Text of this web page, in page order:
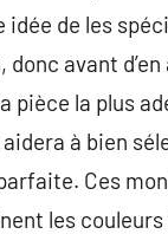
idée de les
donc avant
pièce la plus
à bien
Ces
les